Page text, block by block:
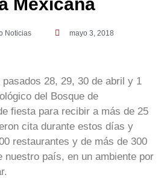
Noticias mayo 3, 2018
pasados 28, 29, 30 de abril y 1
del Bosque de
fiesta para recibir a más de 25
cita durante estos días y
restaurantes y de más de 300
nuestro país, en un ambiente por